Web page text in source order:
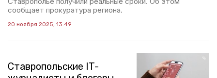
сообщает прокуратура региона.
20 ноября 2025, 13:49
Ставропольские IT-